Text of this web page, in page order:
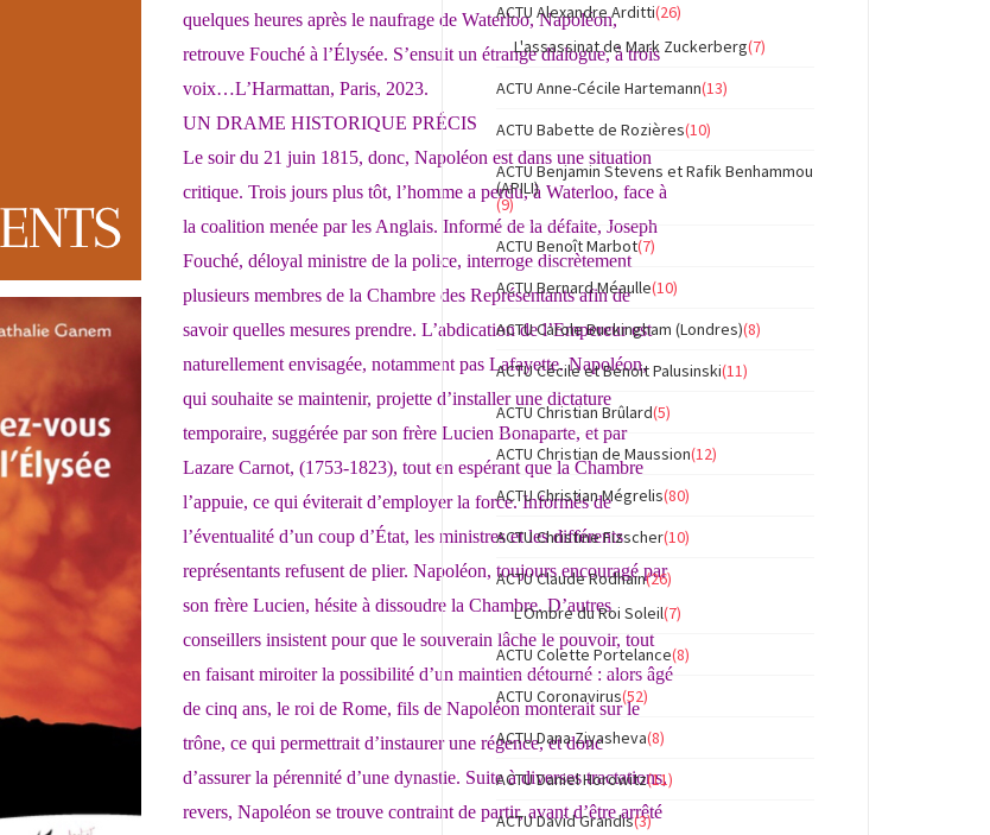
quelques heures après le naufrage de Waterloo, Napoléon,
retrouve Fouché à l’Élysée. S’ensuit un étrange dialogue, à trois
voix…L’Harmattan, Paris, 2023.
UN DRAME HISTORIQUE PRÉCIS
Le soir du 21 juin 1815, donc, Napoléon est dans une situation
critique. Trois jours plus tôt, l’homme a perdu, à Waterloo, face à
la coalition menée par les Anglais. Informé de la défaite, Joseph
Fouché, déloyal ministre de la police, interroge discrètement
plusieurs membres de la Chambre des Représentants afin de
savoir quelles mesures prendre. L’abdication de l’Empereur est
naturellement envisagée, notamment pas Lafayette. Napoléon,
qui souhaite se maintenir, projette d’installer une dictature
temporaire, suggérée par son frère Lucien Bonaparte, et par
Lazare Carnot, (1753-1823), tout en espérant que la Chambre
l’appuie, ce qui éviterait d’employer la force. Informés de
l’éventualité d’un coup d’État, les ministres et les différents
représentants refusent de plier. Napoléon, toujours encouragé par
son frère Lucien, hésite à dissoudre la Chambre. D’autres
conseillers insistent pour que le souverain lâche le pouvoir, tout
en faisant miroiter la possibilité d’un maintien détourné : alors âgé
de cinq ans, le roi de Rome, fils de Napoléon monterait sur le
trône, ce qui permettrait d’instaurer une régence, et donc
d’assurer la pérennité d’une dynastie. Suite à diverses tractations,
revers, Napoléon se trouve contraint de partir, avant d’être arrêté
ACTU Alexandre Arditti(26)
L'assassinat de Mark Zuckerberg(7)
ACTU Anne-Cécile Hartemann(13)
ACTU Babette de Rozières(10)
ACTU Benjamin Stevens et Rafik Benhammou
(APILI)
(9)
ACTU Benoît Marbot(7)
ACTU Bernard Méaulle(10)
ACTU Carole Buckingham (Londres)(8)
ACTU Cécile et Benoit Palusinski(11)
ACTU Christian Brûlard(5)
ACTU Christian de Maussion(12)
ACTU Christian Mégrelis(80)
ACTU Christine Fizscher(10)
ACTU Claude Rodhain(26)
L'Ombre du Roi Soleil(7)
ACTU Colette Portelance(8)
ACTU Coronavirus(52)
ACTU Dana Ziyasheva(8)
ACTU Daniel Horowitz(11)
ACTU David Grandis(3)